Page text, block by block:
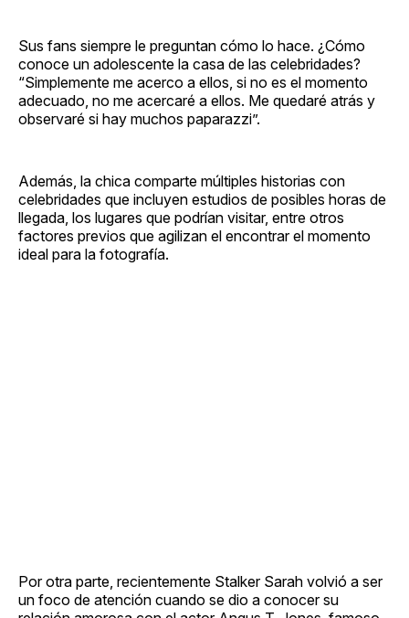
Sus fans siempre le preguntan cómo lo hace. ¿Cómo
conoce un adolescente la casa de las celebridades?
“Simplemente me acerco a ellos, si no es el momento
adecuado, no me acercaré a ellos. Me quedaré atrás y
observaré si hay muchos paparazzi”.
Además, la chica comparte múltiples historias con
celebridades que incluyen estudios de posibles horas de
llegada, los lugares que podrían visitar, entre otros
factores previos que agilizan el encontrar el momento
ideal para la fotografía.
Por otra parte, recientemente Stalker Sarah volvió a ser
un foco de atención cuando se dio a conocer su